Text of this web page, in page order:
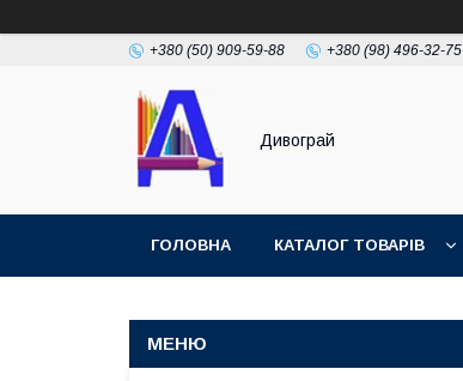
+380 (50) 909-59-88 +380 (98) 496-32-75
Дивограй
ГОЛОВНА КАТАЛОГ ТОВАРІВ